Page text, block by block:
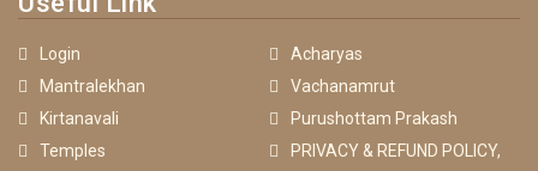
Login
Acharyas
Mantralekhan
Vachanamrut
Kirtanavali
Purushottam Prakash
Temples
PRIVACY & REFUND POLICY,